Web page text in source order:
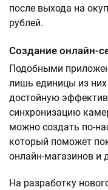
после выхода на
рублей.
Создание онлайн-
Подобными
лишь единицы из
достойную
синхронизацию
можно создать по-
который поможет
онлайн-магазинов и
На разработку